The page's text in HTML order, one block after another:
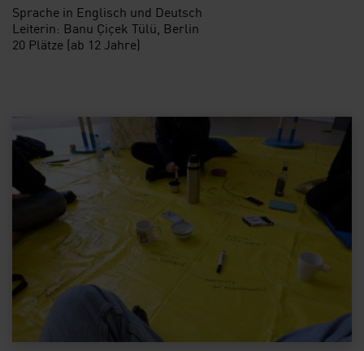
Sprache in Englisch und Deutsch
Leiterin: Banu Çiçek Tülü, Berlin
20 Plätze (ab 12 Jahre)